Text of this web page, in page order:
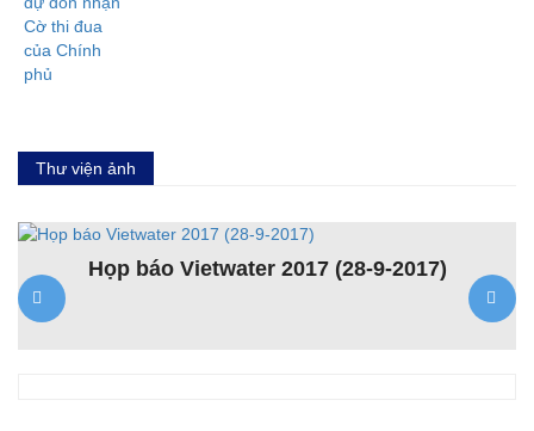
Thư viện ảnh
Họp báo Vietwater 2017 (28-9-2017)